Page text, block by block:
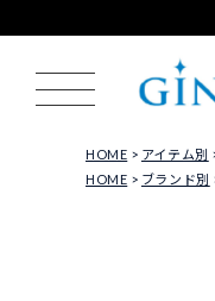
HOME アイテム別
HOME
ブランド別